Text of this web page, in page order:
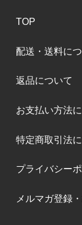
TOP
配送・送料に
返品について
お支払い方法
特定商取引法
プライバシー
メルマガ登録